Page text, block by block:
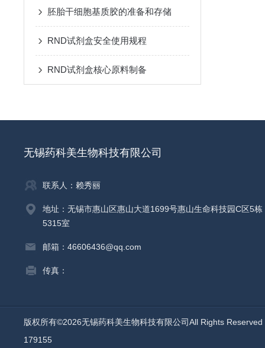
胚胎干细胞基质胶的准备和存储
RND试剂盒安全使用规程
RND试剂盒核心原料制备
无锡药科美生物科技有限公司
联系人：赖秀丽
地址：无锡市惠山区惠山大道1699号惠山生命科技园C区5栋
5315室
邮箱：46606436@qq.com
传真：
版权所有©2026无锡药科美生物科技有限公司All Rights
179155